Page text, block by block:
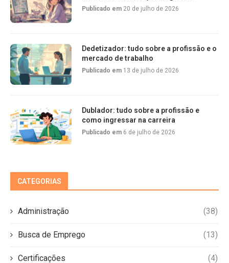
Publicado em 20 de julho de 2026
Dedetizador: tudo sobre a profissão e o
mercado de trabalho
Publicado em 13 de julho de 2026
Dublador: tudo sobre a profissão e
como ingressar na carreira
Publicado em 6 de julho de 2026
CATEGORIAS
Administração (38)
Busca de Emprego (13)
Certificações (4)